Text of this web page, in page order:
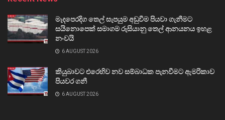
මැදපෙරදිග තෙල් සැපයුම අඩුවීම පියවා ගැනීමට
සයිනොපෙක් සමාගම රුසියානු තෙල් ආනයනය ඉහළ
නංවයි
6 AUGUST 2026
කියුබාවට එරෙහිව නව සම්බාධක පැනවීමට ඇමරිකාව
පියවර ගනී
6 AUGUST 2026